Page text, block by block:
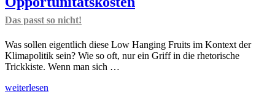
“
Das passt so nicht!
Was sollen eigentlich diese Low Hanging Fruits im Kontext der
Klimapolitik sein? Wie so oft, nur ein Griff in die rhetorische
Trickkiste. Wenn man sich …
„Video
weiterlesen